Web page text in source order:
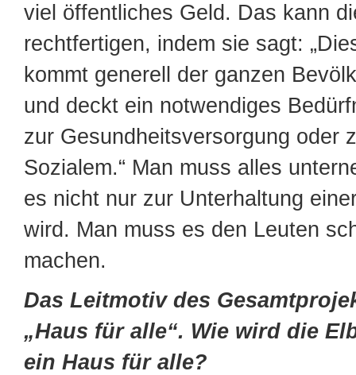
viel öffentliches Geld. Das kann
rechtfertigen, indem sie sagt:
kommt generell der ganzen
und deckt ein notwendiges
zur Gesundheitsversorgung oder
Sozialem.“ Man muss alles
es nicht nur zur Unterhaltung
wird. Man muss es den Leuten
machen.
Das Leitmotiv des
„Haus für alle“. Wie wird die
ein Haus für alle?